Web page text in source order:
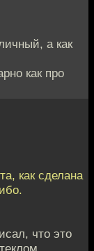
а как
как про
как сделана
что это